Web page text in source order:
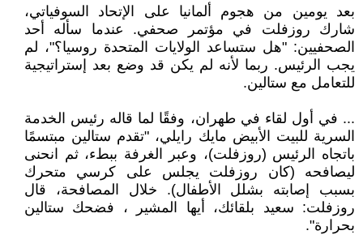
بعد يومين من هجوم ألمانيا على الإتحاد السوفياتي،
شارك روزفلت في مؤتمر صحفي. عندما سأله أحد
الصحفيين: "هل ستساعد الولايات المتحدة روسيا؟"، لم
يجب الرئيس. ربما لأنه لم يكن قد وضع بعد إستراتيجية
للتعامل مع ستالين.
... في أول لقاء في طهران، وفقًا لما قاله رئيس الخدمة
السرية للبيت الأبيض مايك رايلي، "تقدم ستالين مبتسمًا
باتجاه الرئيس (روزفلت)، وعبر الغرفة ببطء، ثم انحنى
ليصافحه (كان روزفلت يجلس على كرسي متحرك
بسبب إصابته بشلل الأطفال). خلال المصافحة، قال
روزفلت: سعيد بلقائك، أيها المشير ، فضحك ستالين
بحرارة".